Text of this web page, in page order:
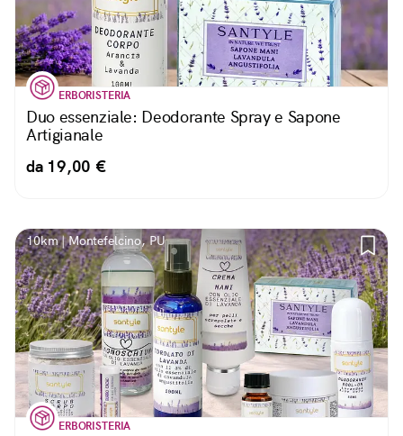
ERBORISTERIA
Duo essenziale: Deodorante Spray e Sapone
Artigianale
da 19,00 €
10km | Montefelcino, PU
ERBORISTERIA